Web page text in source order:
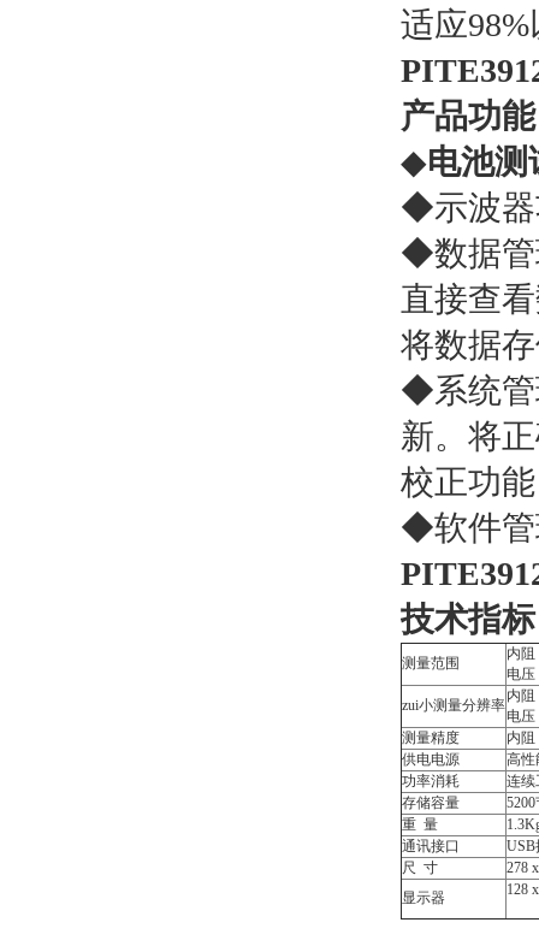
适应
产品功
◆电池测
◆示波器
◆数据管
直接查
将数据
◆系统管
新。将
校正功
◆软件管
技术指
测量范围
内阻
电压
zui小测量分辨率
内阻
电压
测量精度
内阻
供电电源
高性
功率消耗
连
存储容量
5200
重 量
通讯接口
USB
尺 寸
278
显示器
128